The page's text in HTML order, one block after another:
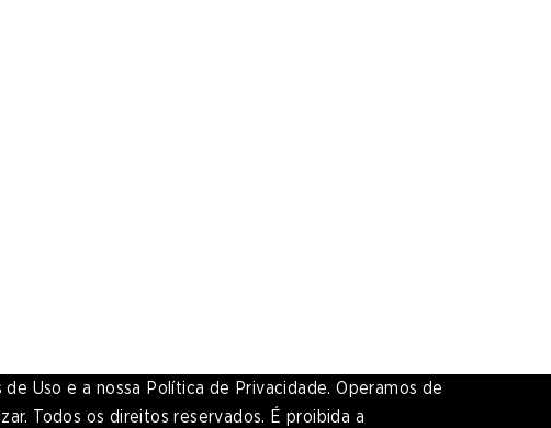
Uso e a nossa Política de Privacidade. Operamos de
Todos os direitos reservados. É proibida a